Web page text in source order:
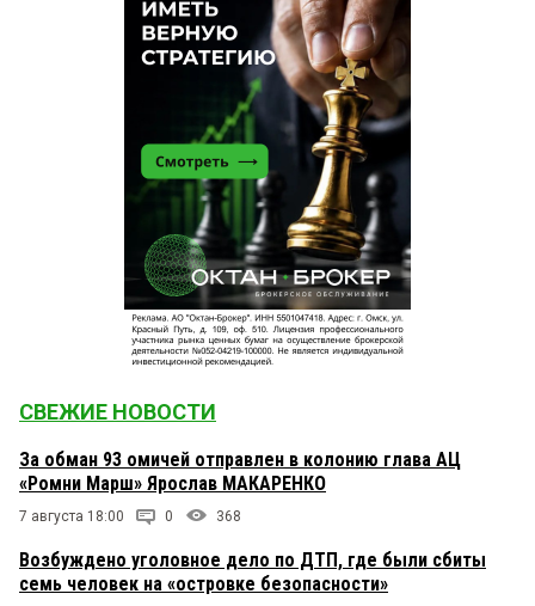
СВЕЖИЕ НОВОСТИ
За обман 93 омичей отправлен в колонию глава АЦ
«Ромни Марш» Ярослав МАКАРЕНКО
7 августа 18:00 0 368
Возбуждено уголовное дело по ДТП, где были сбиты
семь человек на «островке безопасности»